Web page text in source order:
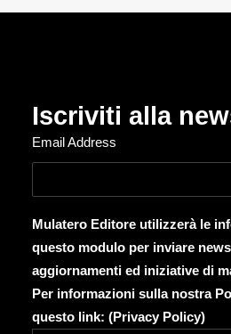
Iscriviti alla
Email Address
Mulatero Editore utilizzerà le
questo modulo per inviare
aggiornamenti ed iniziative di
Per informazioni sulla nostra
questo link: (Privacy Policy)